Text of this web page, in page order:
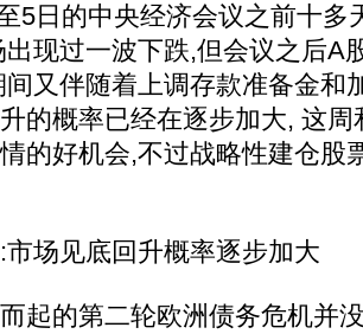
5日的中央经济会议之前十多
现过一波下跌,但会议之后A
又伴随着上调存款准备金和
的概率已经在逐步加大, 这
的好机会,不过战略性建仓股
见底回升概率逐步加大
的第二轮欧洲债务危机并